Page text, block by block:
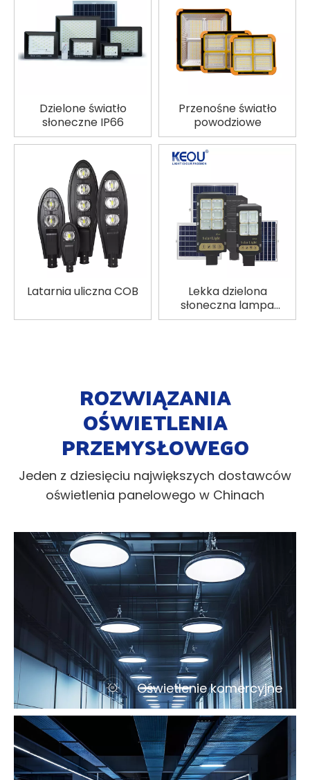
Dzielone światło
słoneczne IP66
Przenośne światło
powodziowe
Latarnia uliczna COB
Lekka dzielona
słoneczna lampa
uliczna
ROZWIĄZANIA
OŚWIETLENIA
PRZEMYSŁOWEGO
Jeden z dziesięciu największych dostawców
oświetlenia panelowego w Chinach
Oświetlenie komercyjne